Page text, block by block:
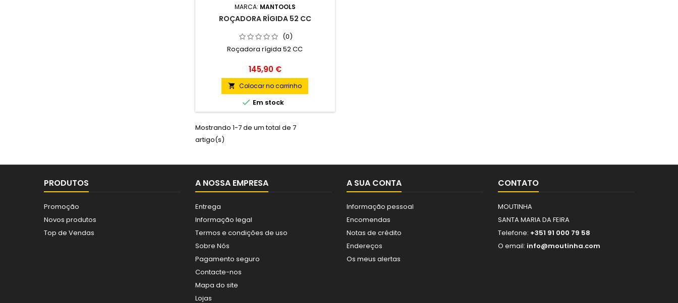
MARCA: MANTOOLS
ROÇADORA RÍGIDA 52 CC
(0)
Roçadora rígida 52 CC
Preço
145,90 €
 Colocar no carrinho
 Em stock
Mostrando 1-7 de um total de 7
artigo(s)
PRODUTOS
Promoção
Novos produtos
Top de Vendas
A NOSSA EMPRESA
Entrega
Informação legal
Termos e condições de uso
Sobre Nós
Pagamento seguro
Contacte-nos
Mapa do site
Lojas
A SUA CONTA
Informação pessoal
Encomendas
Notas de crédito
Endereços
Os meus alertas
CONTATO
MOUTINHA
SANTA MARIA DA FEIRA
Telefone: +351 91 000 79 58
O email: info@moutinha.com